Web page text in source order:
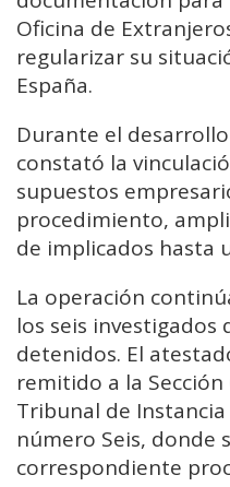
Oficina de
regularizar su
España.
Durante el
constató la
supuestos
procedimiento,
de implicados hasta
La operación
los seis investigados
detenidos. El
remitido a la
Tribunal de Instancia
número Seis, donde
correspondiente